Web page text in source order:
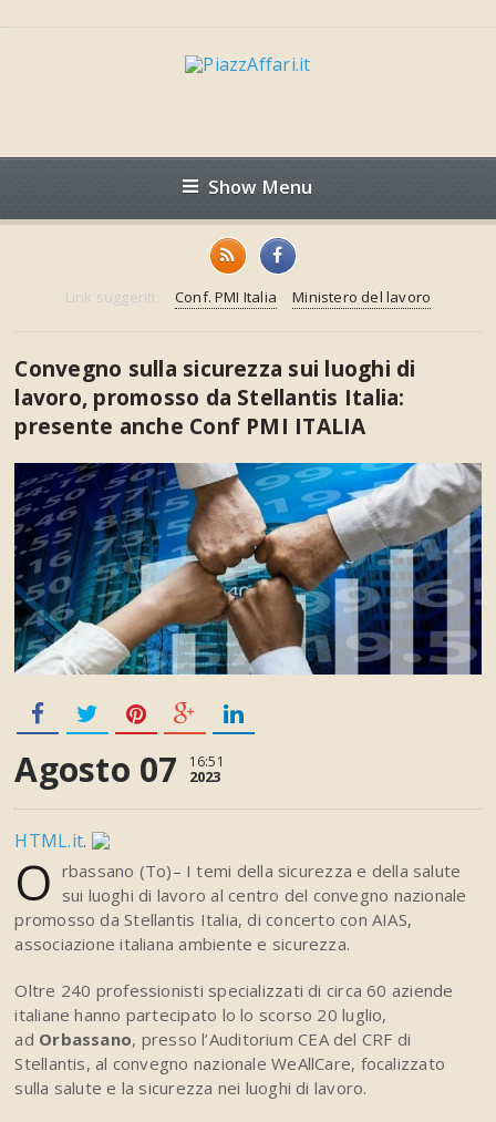
Show Menu
Link suggeriti: Conf. PMI Italia Ministero del lavoro
Convegno sulla sicurezza sui luoghi di
lavoro, promosso da Stellantis Italia:
presente anche Conf PMI ITALIA
Agosto 07 16:51
2023
HTML.it.
O rbassano (To)– I temi della sicurezza e della salute
sui luoghi di lavoro al centro del convegno nazionale
promosso da Stellantis Italia, di concerto con AIAS,
associazione italiana ambiente e sicurezza.
Oltre 240 professionisti specializzati di circa 60 aziende
italiane hanno partecipato lo lo scorso 20 luglio,
ad Orbassano, presso l’Auditorium CEA del CRF di
Stellantis, al convegno nazionale WeAllCare, focalizzato
sulla salute e la sicurezza nei luoghi di lavoro.